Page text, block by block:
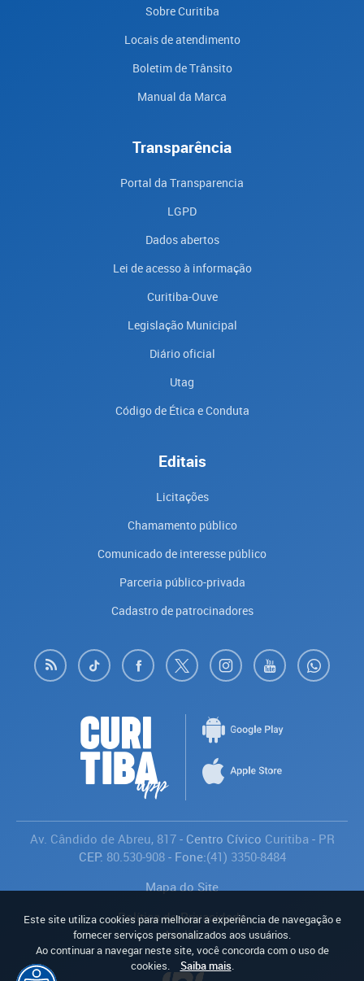
Sobre Curitiba
Locais de atendimento
Boletim de Trânsito
Manual da Marca
Transparência
Portal da Transparencia
LGPD
Dados abertos
Lei de acesso à informação
Curitiba-Ouve
Legislação Municipal
Diário oficial
Utag
Código de Ética e Conduta
Editais
Licitações
Chamamento público
Comunicado de interesse público
Parceria público-privada
Cadastro de patrocinadores
Av. Cândido de Abreu, 817- Centro Cívico Curitiba- PR
CEP: 80.530-908- Fone:(41) 3350-8484
Mapa do Site
Política de Privacidade
Avaliar
Este site utiliza cookies para melhorar a experiência de navegação e
fornecer serviços personalizados aos usuários.
Ao continuar a navegar neste site, você concorda com o uso de
cookies.
Saiba mais.